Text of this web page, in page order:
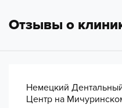
Отзывы о
Немецкий
Центр на